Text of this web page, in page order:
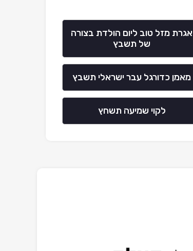
אגרת מזל טוב ליום הולדת בצורה
של תשבץ
מאמן כדורגל עבר ישראלי תשבץ
לקוי שמיעה תשחץ